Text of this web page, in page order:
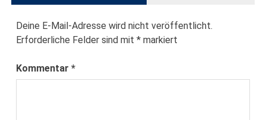
Deine E-Mail-Adresse wird nicht veröffentlicht.
Erforderliche Felder sind mit* markiert
Kommentar*